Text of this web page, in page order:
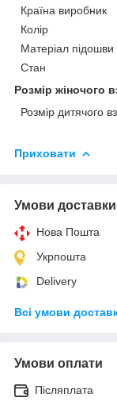
Країна виробник
Колір
Матеріал підошви
Стан
Розмір жіночого
Розмір дитячого
Приховати
Умови доставки
Нова Пошта
Укрпошта
Delivery
Всі умови
Умови оплати
Післяплата